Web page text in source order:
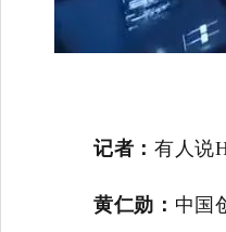
记者： 有人说
黄仁勋： 中国